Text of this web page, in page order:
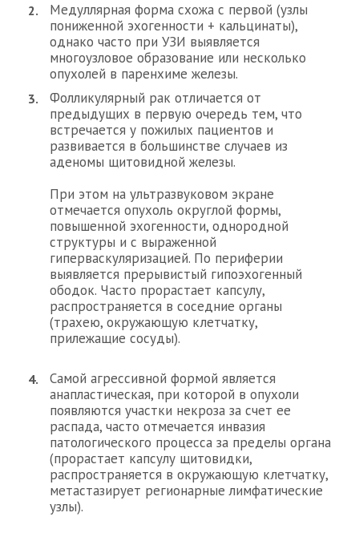
Медуллярная форма схожа с первой (узлы
пониженной эхогенности + кальцинаты),
однако часто при УЗИ выявляется
многоузловое образование или несколько
опухолей в паренхиме железы.
Фолликулярный рак отличается от
предыдущих в первую очередь тем, что
встречается у пожилых пациентов и
развивается в большинстве случаев из
аденомы щитовидной железы.
При этом на ультразвуковом экране
отмечается опухоль округлой формы,
повышенной эхогенности, однородной
структуры и с выраженной
гиперваскуляризацией. По периферии
выявляется прерывистый гипоэхогенный
ободок. Часто прорастает капсулу,
распространяется в соседние органы
(трахею, окружающую клетчатку,
прилежащие сосуды).
Самой агрессивной формой является
анапластическая, при которой в опухоли
появляются участки некроза за счет ее
распада, часто отмечается инвазия
патологического процесса за пределы органа
(прорастает капсулу щитовидки,
распространяется в окружающую клетчатку,
метастазирует регионарные лимфатические
узлы).